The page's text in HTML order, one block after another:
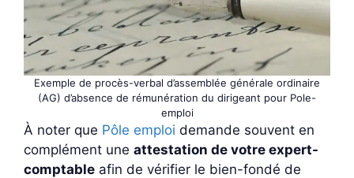
Exemple de procès-verbal d’assemblée générale ordinaire
(AG) d’absence de rémunération du dirigeant pour Pole-
emploi
À noter que Pôle emploi demande souvent en
complément une attestation de votre expert-
comptable afin de vérifier le bien-fondé de